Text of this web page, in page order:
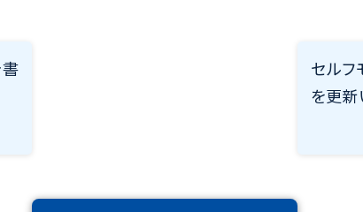
セル
を更新